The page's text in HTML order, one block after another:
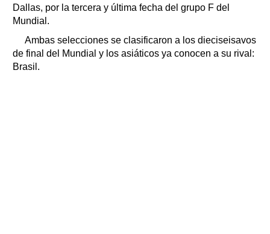
Dallas, por la tercera y última fecha del grupo F del
Mundial.
Ambas selecciones se clasificaron a los dieciseisavos
de final del Mundial y los asiáticos ya conocen a su rival:
Brasil.